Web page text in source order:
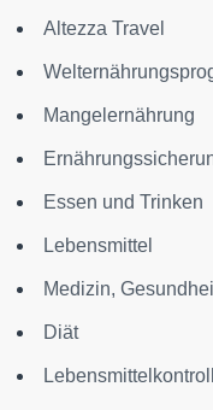
Altezza Travel
Mangelernährung
Essen und Trinken
Lebensmittel
Medizin,
Diät